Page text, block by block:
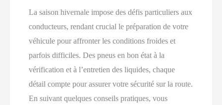
La saison hivernale impose des défis particuliers aux
conducteurs, rendant crucial le préparation de votre
véhicule pour affronter les conditions froides et
parfois difficiles. Des pneus en bon état à la
vérification et à l’entretien des liquides, chaque
détail compte pour assurer votre sécurité sur la route.
En suivant quelques conseils pratiques, vous